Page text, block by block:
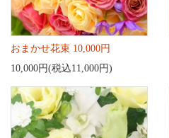
おまかせ花束 10,000円
10,000円(税込11,000円)